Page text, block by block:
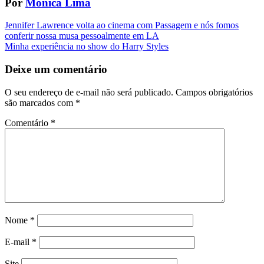
Navegação
da
Jennifer Lawrence volta ao cinema com Passagem e nós fomos
conferir nossa musa pessoalmente em LA
Minha experiência no show do Harry Styles
Deixe um comentário
O seu endereço de e-mail não será publicado. Campos obrigatórios
são marcados com *
Comentário *
Nome *
E-mail *